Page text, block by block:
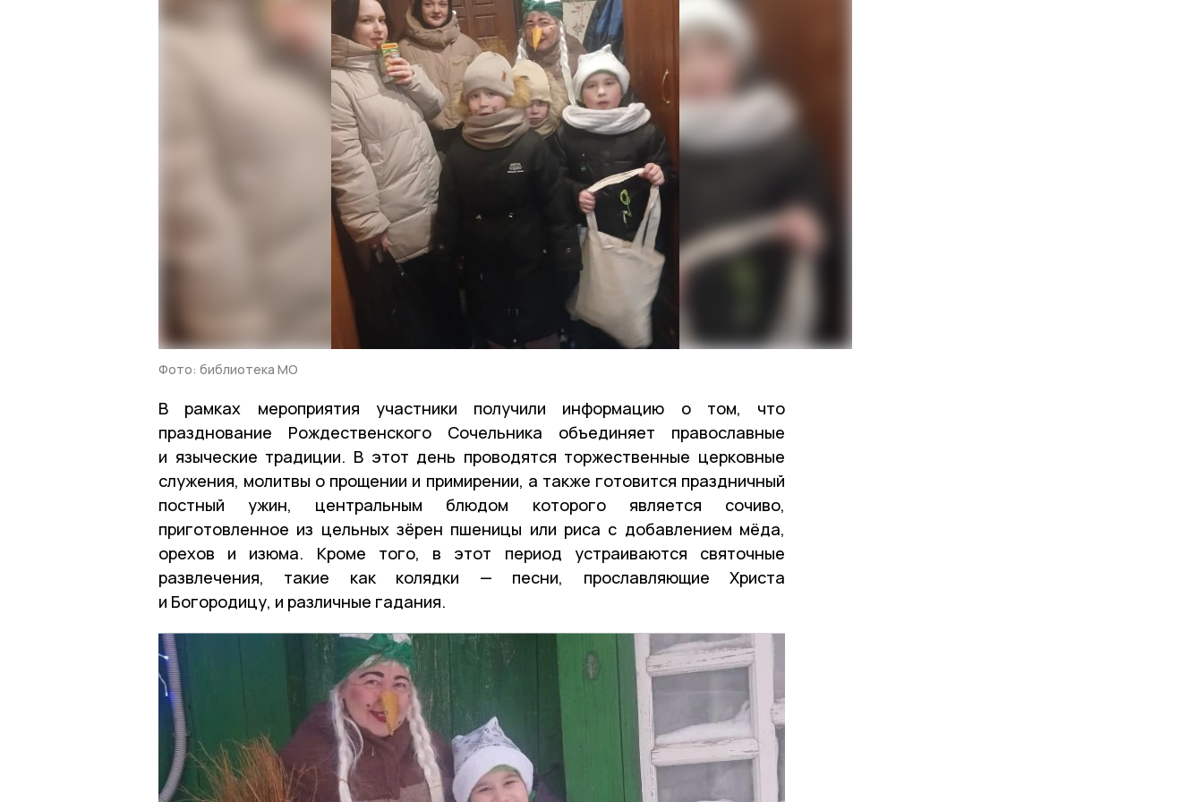
Фото: библиотека МО
В рамках мероприятия участники получили информацию о том, что
празднование Рождественского Сочельника объединяет православные
и языческие традиции. В этот день проводятся торжественные церковные
служения, молитвы о прощении и примирении, а также готовится праздничный
постный ужин, центральным блюдом которого является сочиво,
приготовленное из цельных зёрен пшеницы или риса с добавлением мёда,
орехов и изюма. Кроме того, в этот период устраиваются святочные
развлечения, такие как колядки — песни, прославляющие Христа
и Богородицу, и различные гадания.